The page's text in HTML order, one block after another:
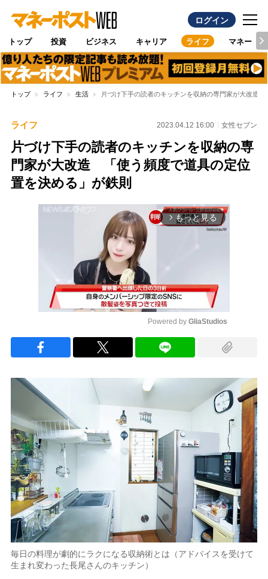
ログイン
トップ 投資 ビジネス キャリア ライフ マネー
トップ ライフ 生活 片づけ下手の読者のキッチンを収納の専門家が大改造
ライフ 2023.04.12 16:00 女性セブン
片づけ下手の読者のキッチンを収納の専
門家が大改造 「使う頻度で道具の定位
置を決める」が鉄則
arrow_forward_ios もっと見る
Powered by GliaStudios
毎日の料理が劇的にラクになる収納術とは（アドバイスを受けて
生まれ変わった長尾さんのキッチン）